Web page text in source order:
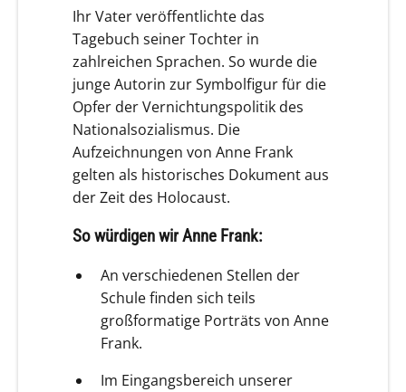
Ihr Vater veröffentlichte das
Tagebuch seiner Tochter in
zahlreichen Sprachen. So wurde die
junge Autorin zur Symbolfigur für die
Opfer der Vernichtungspolitik des
Nationalsozialismus. Die
Aufzeichnungen von Anne Frank
gelten als historisches Dokument aus
der Zeit des Holocaust.
So würdigen wir Anne Frank:
An verschiedenen Stellen der
Schule finden sich teils
großformatige Porträts von Anne
Frank.
Im Eingangsbereich unserer